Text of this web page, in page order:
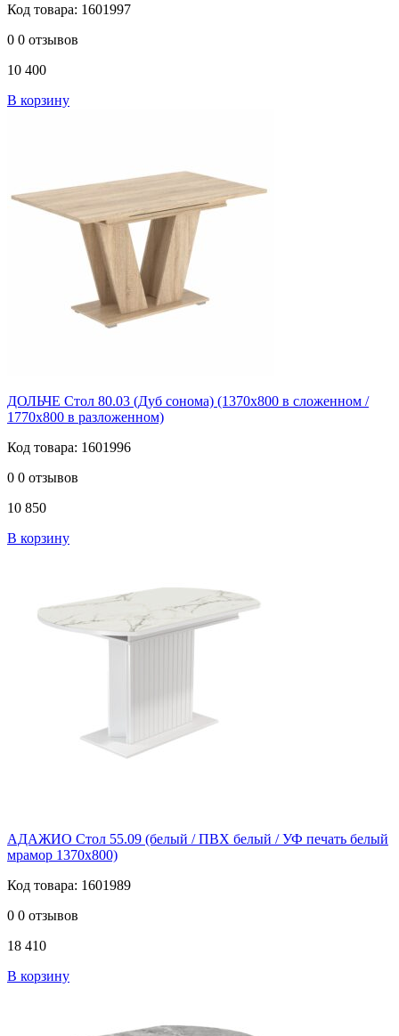
Код товара: 1601997
0 0 отзывов
10 400
В корзину
ДОЛЬЧЕ Стол 80.03 (Дуб сонома) (1370х800 в сложенном /
1770х800 в разложенном)
Код товара: 1601996
0 0 отзывов
10 850
В корзину
АДАЖИО Стол 55.09 (белый / ПВХ белый / УФ печать белый
мрамор 1370х800)
Код товара: 1601989
0 0 отзывов
18 410
В корзину